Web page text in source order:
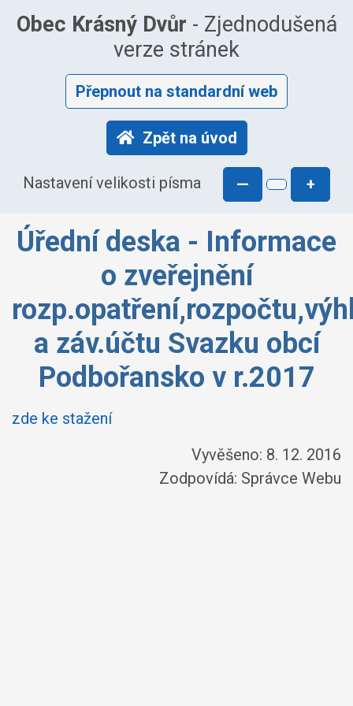
Obec Krásný Dvůr - Zjednodušená
verze stránek
Přepnout na standardní web
Zpět na úvod
Nastavení velikosti písma — +
Úřední deska - Informace
o zveřejnění
a záv.účtu Svazku obcí
Podbořansko v r.2017
zde ke stažení
Vyvěšeno: 8. 12. 2016
Zodpovídá: Správce Webu